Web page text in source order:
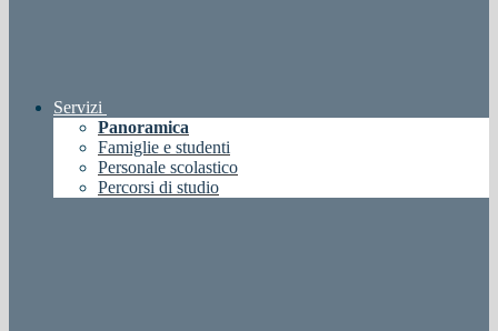
Servizi
Panoramica
Famiglie e studenti
Personale scolastico
Percorsi di studio